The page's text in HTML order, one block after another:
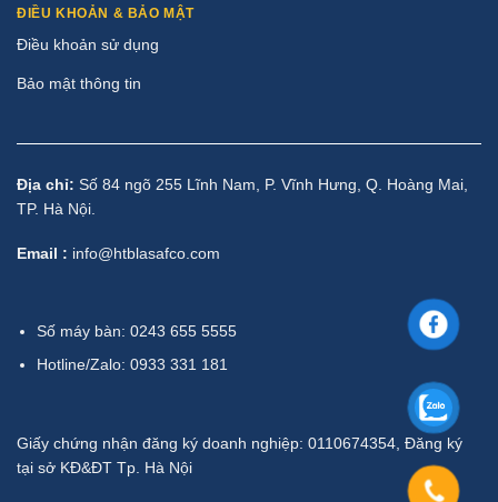
ĐIỀU KHOẢN & BẢO MẬT
Điều khoản sử dụng
Bảo mật thông tin
Địa chỉ: Số 84 ngõ 255 Lĩnh Nam, P. Vĩnh Hưng, Q. Hoàng Mai,
TP. Hà Nội.
Email : info@htblasafco.com
Số máy bàn: 0243 655 5555
Hotline/Zalo: 0933 331 181
Giấy chứng nhận đăng ký doanh nghiệp: 0110674354, Đăng ký
tại sở KĐ&ĐT Tp. Hà Nội